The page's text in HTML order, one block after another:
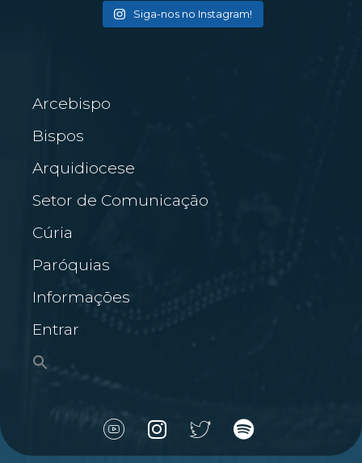
Siga-nos no Instagram!
Arcebispo
Bispos
Arquidiocese
Setor de Comunicação
Cúria
Paróquias
Informações
Entrar